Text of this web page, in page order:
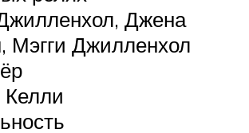
Джена
Мэгги Джилленхол